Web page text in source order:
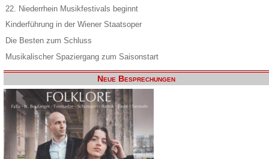
22. Niederrhein Musikfestivals beginnt
Kinderführung in der Wiener Staatsoper
Die Besten zum Schluss
Musikalischer Spaziergang zum Saisonstart
Neue Besprechungen